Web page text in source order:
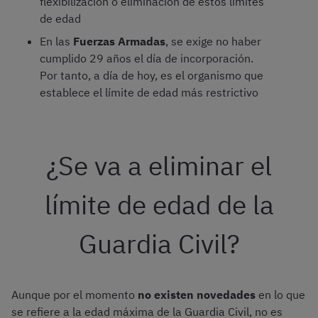
de edad
En las Fuerzas Armadas, se exige no haber
cumplido 29 años el día de incorporación.
Por tanto, a día de hoy, es el organismo que
establece el límite de edad más restrictivo
¿Se va a eliminar el
límite de edad de la
Guardia Civil?
Aunque por el momento no existen novedades en lo que
se refiere a la edad máxima de la Guardia Civil, no es